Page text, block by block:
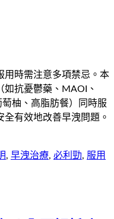
用時需注意多項禁忌。本
如抗憂鬱藥、MAOI、
柚、高脂肪餐）同時服
有效地改善早洩問題。
, 早洩治療, 必利勁, 服用